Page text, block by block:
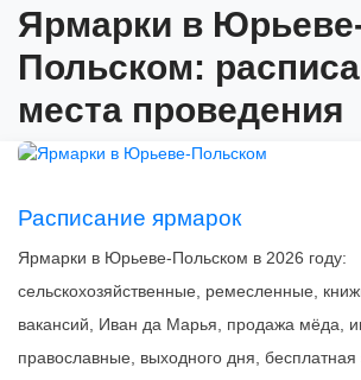
Ярмарки в
Польском:
места проведения
Расписание ярмарок
Ярмарки в Юрьеве-Польском в 2026 году:
сельскохозяйственные, ремесленные,
вакансий, Иван да Марья, продажа мёда,
православные, выходного дня, бесплатная